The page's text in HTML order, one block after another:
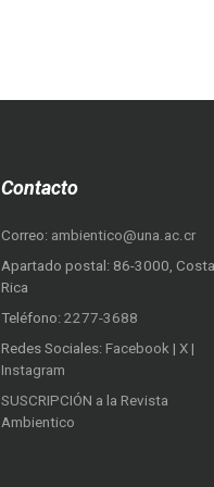
Contacto
Correo: ambientico@una.ac.cr
Apartado postal: 86-3000, Costa
Rica
Teléfono: 2277-3688
Redes Sociales: Facebook | X |
Instagram
SUSCRIPCIÓN a la Revista
Ambientico